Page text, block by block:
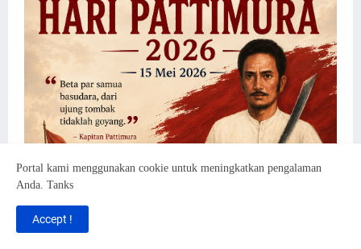
Portal kami menggunakan cookie untuk meningkatkan pengalaman
Anda. Tanks
Accept !